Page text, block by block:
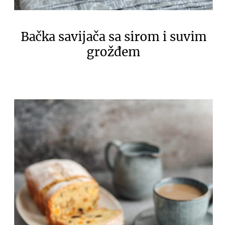
Bačka savijača sa sirom i suvim
grožđem